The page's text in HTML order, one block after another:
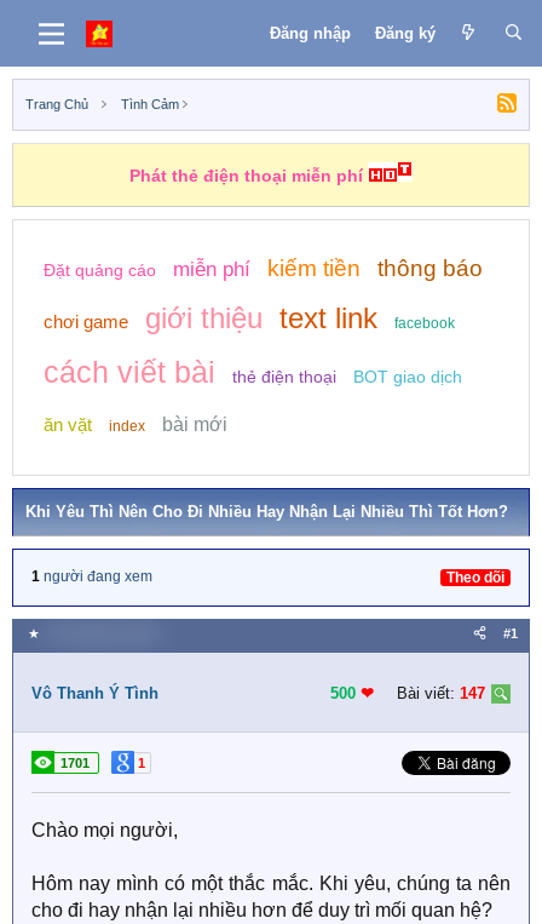
Đăng nhập Đăng ký
Trang Chủ Tình Cảm
Phát thẻ điện thoại miễn phí
Đặt quảng cáo miễn phí kiếm tiền thông báo
chơi game giới thiệu text link facebook
cách viết bài thẻ điện thoại BOT giao dịch
ăn vặt index bài mới
Khi Yêu Thì Nên Cho Đi Nhiều Hay Nhận Lại Nhiều Thì Tốt Hơn?
1 người đang xem Theo dõi
★ #1
Vô Thanh Ý Tình 500 ❤︎ Bài viết: 147
1701 1
Chào mọi người,
Hôm nay mình có một thắc mắc. Khi yêu, chúng ta nên
cho đi hay nhận lại nhiều hơn để duy trì mối quan hệ?